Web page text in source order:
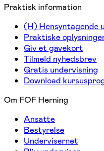
Praktisk information
(H) Hensyntagende
Praktiske
Giv et gavekort
Tilmeld nyhedsbrev
Gratis undervisning
Download
Om FOF Herning
Ansatte
Bestyrelse
Undervisernet